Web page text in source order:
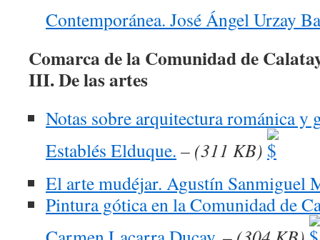
Contemporánea. José Ángel Urzay
Comarca de la Comunidad de
III. De las artes
Notas sobre arquitectura románica y
Establés Elduque. – (311 KB)
El arte mudéjar. Agustín Sanmiguel
Pintura gótica en la Comunidad de